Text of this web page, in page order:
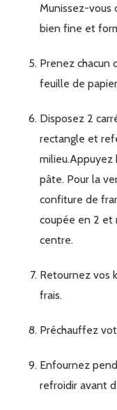
Munissez-vous
bien fine et
Prenez chacun des rectangle et disposez-les sur une
feuille de
Disposez 2 carrés de chocolats au lait sur un
rectangle et
milieu.Appuyez
pâte. Pour la
confiture de
coupée en 2 et
centre.
Retournez vos kangos et replacez-les 15 minutes au
frais.
Préchauffez
Enfournez pendant 15 minutes. Laissez-les ensuite
refroidir avant